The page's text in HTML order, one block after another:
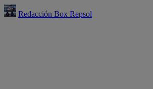
Redacción Box Repsol